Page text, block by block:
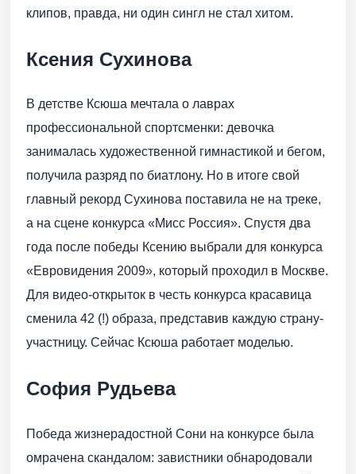
клипов, правда, ни один сингл не стал хитом.
Ксения Сухинова
В детстве Ксюша мечтала о лаврах
профессиональной спортсменки: девочка
занималась художественной гимнастикой и бегом,
получила разряд по биатлону. Но в итоге свой
главный рекорд Сухинова поставила не на треке,
а на сцене конкурса «Мисс Россия». Спустя два
года после победы Ксению выбрали для конкурса
«Евровидения 2009», который проходил в Москве.
Для видео-открыток в честь конкурса красавица
сменила 42 (!) образа, представив каждую страну-
участницу. Сейчас Ксюша работает моделью.
София Рудьева
Победа жизнерадостной Сони на конкурсе была
омрачена скандалом: завистники обнародовали